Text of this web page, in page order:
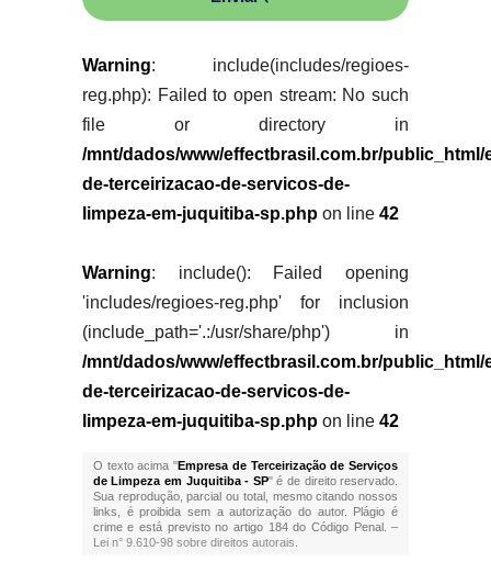
Warning: include(includes/regioes-
reg.php): Failed to open stream: No such
file or directory in
/mnt/dados/www/effectbrasil.com.br/public_html/
de-terceirizacao-de-servicos-de-
limpeza-em-juquitiba-sp.phpon line 42
Warning: include(): Failed opening
'includes/regioes-reg.php' for inclusion
(include_path='.:/usr/share/php') in
/mnt/dados/www/effectbrasil.com.br/public_html/
de-terceirizacao-de-servicos-de-
limpeza-em-juquitiba-sp.phpon line 42
O texto acima "Empresa de Terceirização de Serviços
de Limpeza em Juquitiba - SP" é de direito reservado.
Sua reprodução, parcial ou total, mesmo citando nossos
links, é proibida sem a autorização do autor. Plágio é
crime e está previsto no artigo 184 do Código Penal. –
Lei n° 9.610-98 sobre direitos autorais